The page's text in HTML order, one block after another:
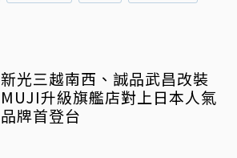
新光三越南西、誠品武昌改裝
MUJI升級旗艦店對上日本人氣
品牌首登台